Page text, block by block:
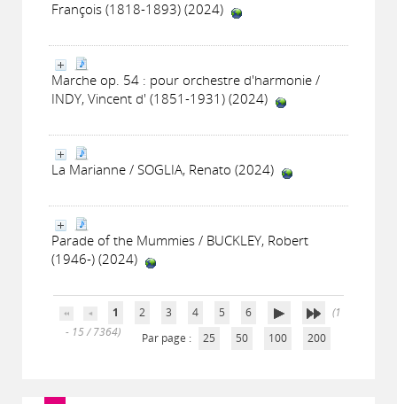
François (1818-1893) (2024)
Marche op. 54 : pour orchestre d'harmonie /
INDY, Vincent d' (1851-1931) (2024)
La Marianne / SOGLIA, Renato (2024)
Parade of the Mummies / BUCKLEY, Robert
(1946-) (2024)
1 2 3 4 5 6
(1
- 15 / 7364)
Par page : 25 50 100 200